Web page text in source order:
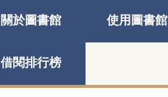
關於圖書館 使用圖書館
借閱排行榜